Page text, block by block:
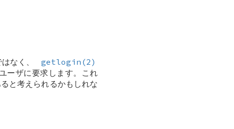
なく、
getlogin(2)
ーザに要求します。これ
と考えられるかもしれな